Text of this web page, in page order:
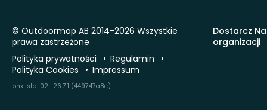
Dostarcz
organizacji
© Outdoormap AB 2014-2026 Wszystkie
prawa zastrzeżone
Polityka prywatności
Regulamin
Polityka Cookies
Impressum
phx-sto-02 · 26.7.1 (449747a8c)